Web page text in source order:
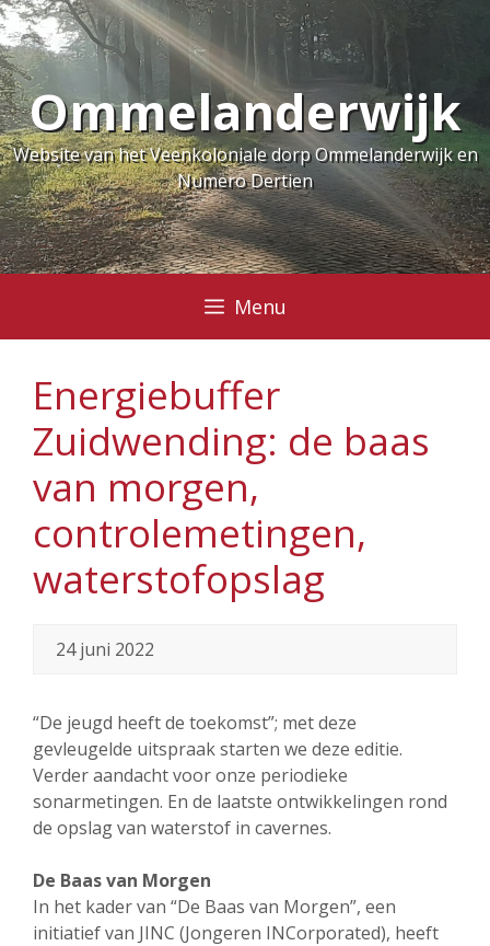
Ga
naar
de
inhoudOmmelanderwijk
Website van het Veenkoloniale dorp Ommelanderwijk en
Numero Dertien
Menu
Energiebuffer
Zuidwending: de baas
van morgen,
controlemetingen,
waterstofopslag
24 juni 2022
“De jeugd heeft de toekomst”; met deze
gevleugelde uitspraak starten we deze editie.
Verder aandacht voor onze periodieke
sonarmetingen. En de laatste ontwikkelingen rond
de opslag van waterstof in cavernes.
De Baas van Morgen
In het kader van “De Baas van Morgen”, een
initiatief van JINC (Jongeren INCorporated), heeft